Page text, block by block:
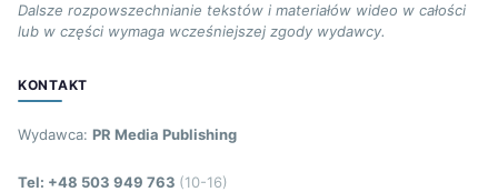
Dalsze rozpowszechnianie tekstów i materiałów wideo w całości
lub w części wymaga wcześniejszej zgody wydawcy.
KONTAKT
Wydawca: PR Media Publishing
Tel: +48 503 949 763 (10-16)